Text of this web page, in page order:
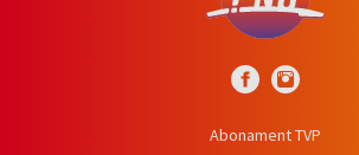
Abonament TVP